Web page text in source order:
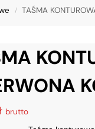
/ TAŚMA
brutto